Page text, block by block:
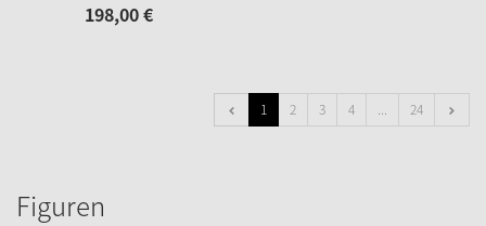
198,00€
1 2 3 4 ... 24
Figuren